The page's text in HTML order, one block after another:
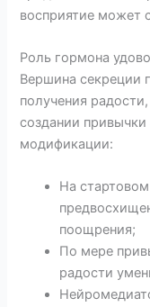
восприятие может
Роль гормона
Вершина секреции
получения
создании
модификации:
На
поощрения;
По мере
радости